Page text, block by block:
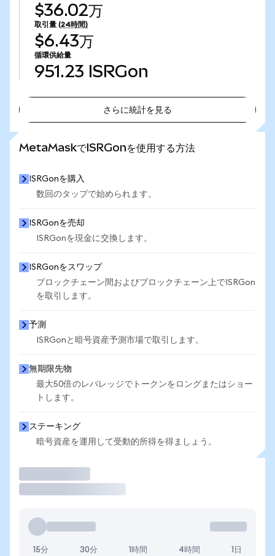
$36.02万
取引量 (24時間)
$6.43万
循環供給量
951.23 ISRGon
さらに統計を見る
MetaMaskでISRGonを使用する方法
ISRGonを購入
数回のタップで始められます。
ISRGonを売却
ISRGonを現金に交換します。
ISRGonをスワップ
ブロックチェーン間およびブロックチェーン上でISRGon
を取引します。
予測
ISRGonと暗号資産予測市場で取引します。
無期限先物
最大50倍のレバレッジでトークンをロングまたはショー
トします。
ステーキング
暗号資産を運用して受動的所得を得ましょう。
15分 30分 1時間 4時間 1日